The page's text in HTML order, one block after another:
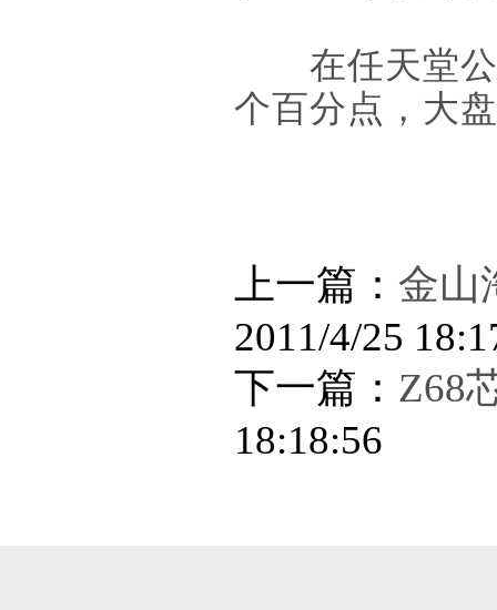
在任天堂公
个百分点，大
上一篇： 金山
2011/4/25
下一篇： Z68
18:18:56